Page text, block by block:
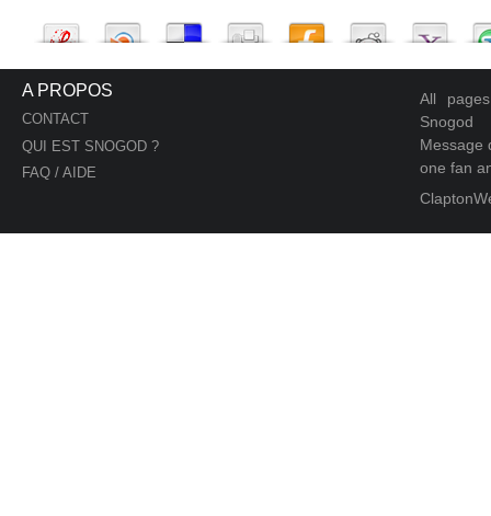
A PROPOS
CONTACT
QUI EST SNOGOD ?
FAQ / AIDE
All
Snogod
Message
one fan